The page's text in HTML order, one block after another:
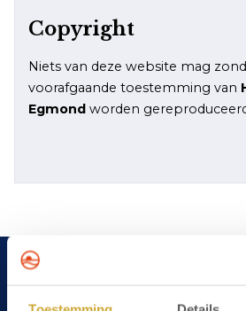
Copyright
Niets van deze website mag
voorafgaande toestemming van
Egmond worden